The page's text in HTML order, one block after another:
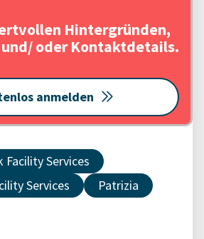
Hintergründen,
oder Kontaktdetails.
anmelden
Facility Services
Services
Patrizia